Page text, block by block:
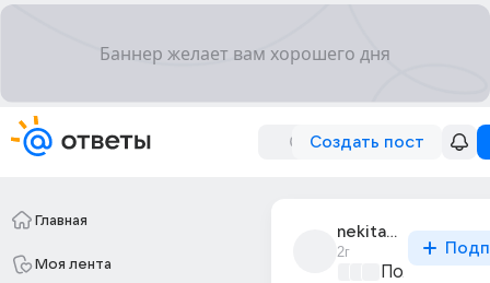
Создать пост
Главная
Моя лента
nekita_palych
2г